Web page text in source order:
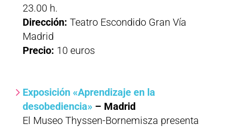
23.00 h.
Dirección: Teatro Escondido Gran Vía
Madrid
Precio: 10 euros
Exposición «Aprendizaje en la
desobediencia» – Madrid
El Museo Thyssen-Bornemisza presenta